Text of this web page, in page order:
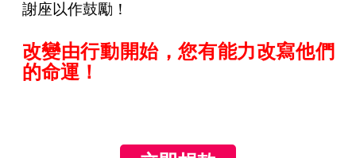
謝座以作鼓勵！
改變由行動開始，您有能力改寫他們
的命運！